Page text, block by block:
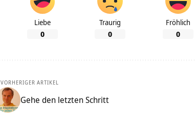
Liebe
0
Traurig
0
Fröhlich
0
VORHERIGER ARTIKEL
Gehe den letzten Schritt